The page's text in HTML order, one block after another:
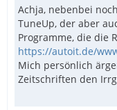
Achja, nebenbei
TuneUp, der aber
Programme, die die
https://autoit.de/
Mich persönlich
Zeitschriften den